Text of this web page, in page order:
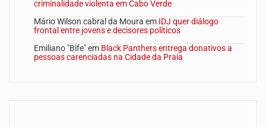
criminalidade violenta em Cabo Verde
Mário Wilson cabral da Moura em IDJ quer diálogo
frontal entre jovens e decisores políticos
Emiliano "Bife"em Black Panthers entrega donativos a
pessoas carenciadas na Cidade da Praia